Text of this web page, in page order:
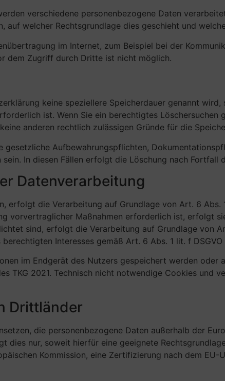
verschiedene personenbezogene Daten
auf welcher Rechtsgrundlage dies geschieht und
im Internet, zum Beispiel bei der
dem Zugriff durch Dritte ist nicht möglich.
keine speziellere Speicherdauer genannt
ist. Wenn Sie ein berechtigtes Löschersuchen
anderen rechtlich zulässigen Gründe für die
gesetzliche Aufbewahrungspflichten,
In diesen Fällen erfolgt die Löschung nach Fortfall
Datenverarbeitung
erfolgt die Verarbeitung auf Grundlage von Art. 6 Abs.
vorvertraglicher Maßnahmen erforderlich ist, erfolgt
sind, erfolgt die Verarbeitung auf Grundlage von
Interesses gemäß Art. 6 Abs. 1 lit. f
im Endgerät des Nutzers gespeichert werden
TKG 2021. Technisch nicht notwendige Cookies und
Drittländer
die personenbezogene Daten außerhalb der
dies nur, soweit hierfür eine geeignete
Kommission, eine Zertifizierung nach dem